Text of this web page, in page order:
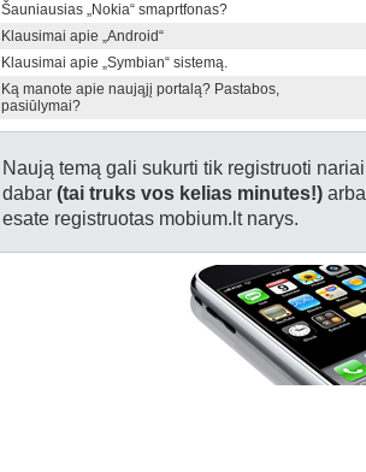
Šauniausias „Nokia“ smaprtfonas?
Klausimai apie „Android“
Klausimai apie „Symbian“ sistemą.
Ką manote apie naująjį portalą? Pastabos,
pasiūlymai?
Naują temą gali sukurti tik registruoti
dabar (tai truks vos kelias minutes!)
esate registruotas mobium.lt narys.